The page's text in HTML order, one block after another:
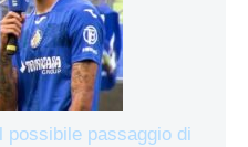
possibile passaggio di